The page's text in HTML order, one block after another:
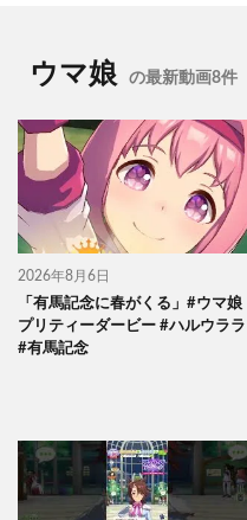
ウマ娘 の最新動画8件
2026年8月6日
「有馬記念に春がくる」#ウマ娘
プリティーダービー #ハルウララ
#有馬記念